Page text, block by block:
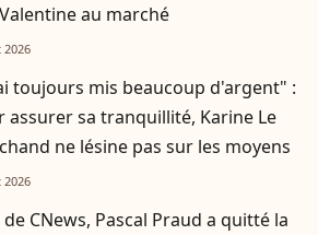
au marché
2026
toujours mis beaucoup d'argent" :
assurer sa tranquillité, Karine Le
ne lésine pas sur les moyens
2026
de CNews, Pascal Praud a quitté la